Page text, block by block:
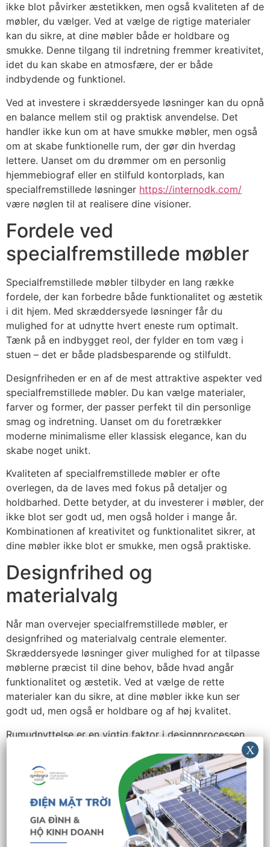
ikke blot påvirker æstetikken, men også kvaliteten af de
møbler, du vælger. Ved at vælge de rigtige materialer
kan du sikre, at dine møbler både er holdbare og
smukke. Denne tilgang til indretning fremmer kreativitet,
idet du kan skabe en atmosfære, der er både
indbydende og funktionel.
Ved at investere i skræddersyede løsninger kan du opnå
en balance mellem stil og praktisk anvendelse. Det
handler ikke kun om at have smukke møbler, men også
om at skabe funktionelle rum, der gør din hverdag
lettere. Uanset om du drømmer om en personlig
hjemmebiograf eller en stilfuld kontorplads, kan
specialfremstillede løsninger https://internodk.com/
være nøglen til at realisere dine visioner.
Fordele ved
specialfremstillede møbler
Specialfremstillede møbler tilbyder en lang række
fordele, der kan forbedre både funktionalitet og æstetik
i dit hjem. Med skræddersyede løsninger får du
mulighed for at udnytte hvert eneste rum optimalt.
Tænk på en indbygget reol, der fylder en tom væg i
stuen – det er både pladsbesparende og stilfuldt.
Designfriheden er en af de mest attraktive aspekter ved
specialfremstillede møbler. Du kan vælge materialer,
farver og former, der passer perfekt til din personlige
smag og indretning. Uanset om du foretrækker
moderne minimalisme eller klassisk elegance, kan du
skabe noget unikt.
Kvaliteten af specialfremstillede møbler er ofte
overlegen, da de laves med fokus på detaljer og
holdbarhed. Dette betyder, at du investerer i møbler, der
ikke blot ser godt ud, men også holder i mange år.
Kombinationen af kreativitet og funktionalitet sikrer, at
dine møbler ikke blot er smukke, men også praktiske.
Designfrihed og
materialvalg
Når man overvejer specialfremstillede møbler, er
designfrihed og materialvalg centrale elementer.
Skræddersyede løsninger giver mulighed for at tilpasse
møblerne præcist til dine behov, både hvad angår
funktionalitet og æstetik. Ved at vælge de rette
materialer kan du sikre, at dine møbler ikke kun ser
godt ud, men også er holdbare og af høj kvalitet.
Rumudnyttelse er en vigtig faktor i designprocessen.
rummets atmosfære. For eksempel kan lette materialer
skabe en åben og luftig følelse, mens tungere materialer
kan tilføre en varm og intim stemning. Kreativitet spiller
også en rolle; ved at blande forskellige materialer kan
du skabe unikke og personlige løsninger, der reflekterer
din stil.